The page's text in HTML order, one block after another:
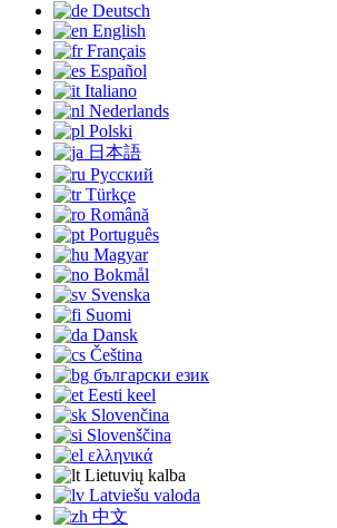
Deutsch
English
Français
Español
Italiano
Nederlands
Polski
日本語
Русский
Türkçe
Română
Português
Magyar
Bokmål
Svenska
Suomi
Dansk
Čeština
български език
Eesti keel
Slovenčina
Slovenščina
ελληνικά
Lietuvių kalba
Latviešu valoda
中文